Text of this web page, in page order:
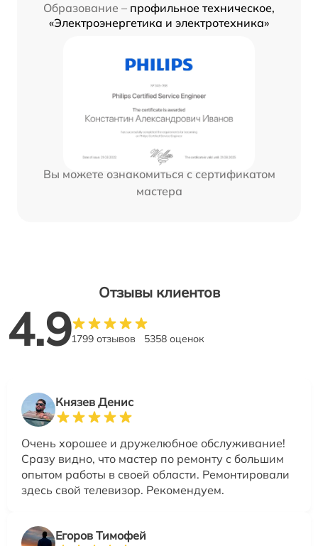
Образование – профильное техническое,
«Электроэнергетика и электротехника»
Вы можете ознакомиться с сертификатом
мастера
Отзывы клиентов
4.91799 отзывов 5358 оценок
Князев Денис
Очень хорошее и дружелюбное обслуживание!
Сразу видно, что мастер по ремонту с большим
опытом работы в своей области. Ремонтировали
здесь свой телевизор. Рекомендуем.
Егоров Тимофей